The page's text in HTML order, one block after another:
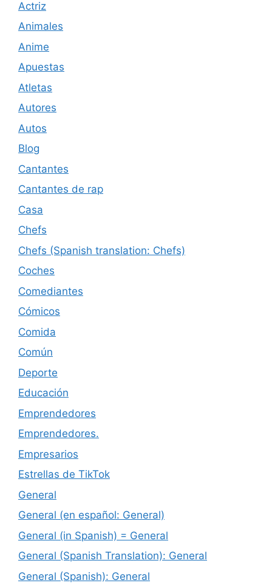
Actriz
Animales
Anime
Apuestas
Atletas
Autores
Autos
Blog
Cantantes
Cantantes de rap
Casa
Chefs
Chefs (Spanish translation: Chefs)
Coches
Comediantes
Cómicos
Comida
Común
Deporte
Educación
Emprendedores
Emprendedores.
Empresarios
Estrellas de TikTok
General
General (en español: General)
General (in Spanish) = General
General (Spanish Translation): General
General (Spanish): General